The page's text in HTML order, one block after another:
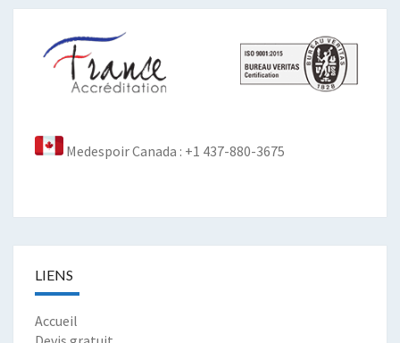
Medespoir Canada : +1 437-880-3675
LIENS
Accueil